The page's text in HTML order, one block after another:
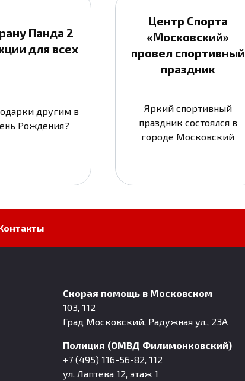
Панда 2
для всех
другим в
Рождения?
Центр Спорта
«Московский»
провел спортивный
праздник
Яркий спортивный
праздник состоялся в
городе Московский
Скорая помощь в Московском
103, 112
Град Московский, Радужная ул., 23А
Полиция (ОМВД Филимонковский)
+7 (495) 116-56-82, 112
ул. Лаптева 12, этаж 1